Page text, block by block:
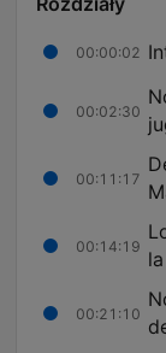
00:00:02
00:02:30
00:11:17
00:14:19
00:21:10